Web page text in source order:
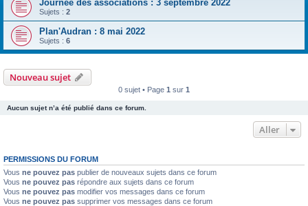
Journée des associations : 3 septembre 2022
Sujets : 2
Plan'Audran : 8 mai 2022
Sujets : 6
Nouveau sujet
0 sujet • Page 1 sur 1
Aucun sujet n’a été publié dans ce forum.
Aller
PERMISSIONS DU FORUM
Vous ne pouvez pas publier de nouveaux sujets dans ce forum
Vous ne pouvez pas répondre aux sujets dans ce forum
Vous ne pouvez pas modifier vos messages dans ce forum
Vous ne pouvez pas supprimer vos messages dans ce forum